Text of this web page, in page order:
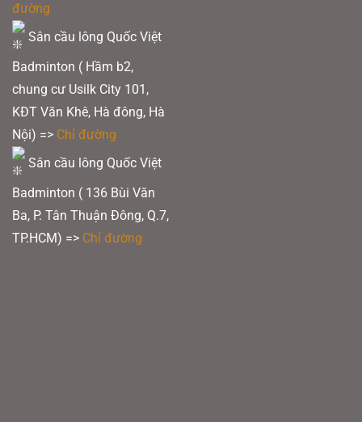
đường
Sân cầu lông Quốc Việt
Badminton ( Hầm b2,
chung cư Usilk City 101,
KĐT Văn Khê, Hà đông, Hà
Nội) => Chỉ đường
Sân cầu lông Quốc Việt
Badminton ( 136 Bùi Văn
Ba, P. Tân Thuận Đông, Q.7,
TP.HCM) => Chỉ đường